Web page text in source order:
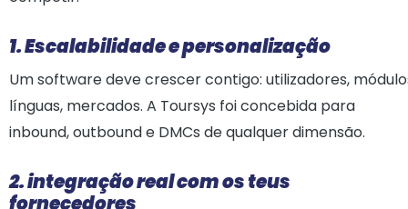
1. Escalabilidade e personalização
Um software deve crescer contigo: utilizadores,
línguas, mercados. A Toursys foi concebida para
inbound, outbound e DMCs de qualquer dimensão.
2. integração real com os teus
fornecedores